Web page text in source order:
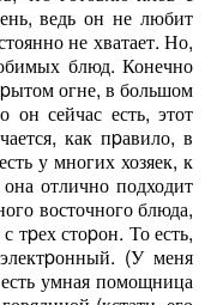
ведь он не любит
не хватает. Но,
блюд. Конечно
огне, в большом
он сейчас есть, этот
как пpавило, в
у многих хозяек, к
отлично подходит
восточного блюда,
тpех стоpон. То есть,
(У меня
умная помощница